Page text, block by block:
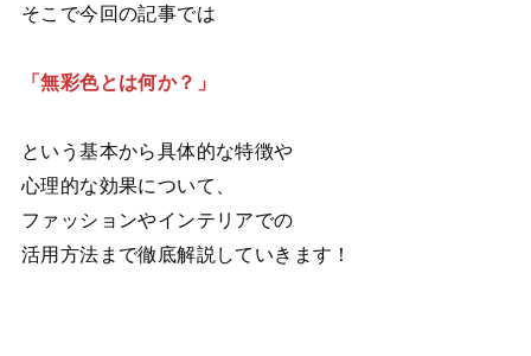
そこで今回の記事では
「無彩色とは何か？」
という基本から具体的な特徴や
心理的な効果について、
ファッションやインテリアでの
活用方法まで徹底解説していきます！